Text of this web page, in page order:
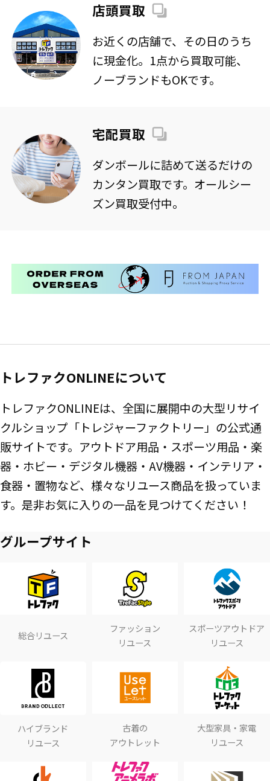
お客様にはご不便をおかけいたしますが、ご理解の
ほどよろしくお願いいたします。
店頭買取
お近くの店舗で、その日のうち
に現金化。1点から買取可能、
ノーブランドもOKです。
宅配買取
ダンボールに詰めて送るだけの
カンタン買取です。オールシー
ズン買取受付中。
トレファクONLINEについて
トレファクONLINEは、全国に展開中の大型リサイ
クルショップ「トレジャーファクトリー」の公式通
販サイトです。アウトドア用品・スポーツ用品・楽
器・ホビー・デジタル機器・AV機器・インテリア・
食器・置物など、様々なリユース商品を扱っていま
す。是非お気に入りの一品を見つけてください！
グループサイト
総合リユース
ファッション
リユース
スポーツアウトドア
リユース
ハイブランド
リユース
古着の
アウトレット
大型家具・家電
リユース